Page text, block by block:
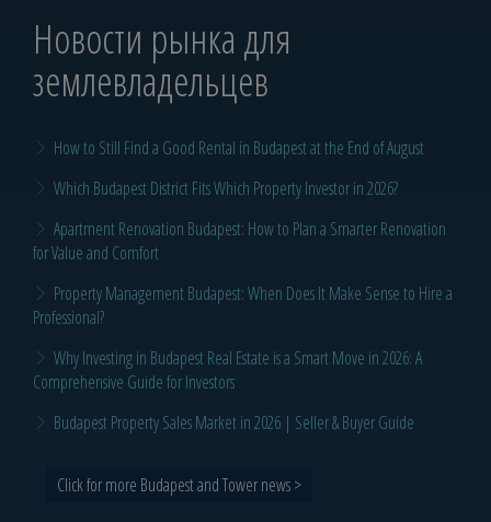
Новости рынка для
землевладельцев
How to Still Find a Good Rental in Budapest at the End of August
Which Budapest District Fits Which Property Investor in 2026?
Apartment Renovation Budapest: How to Plan a Smarter Renovation
for Value and Comfort
Property Management Budapest: When Does It Make Sense to Hire a
Professional?
Why Investing in Budapest Real Estate is a Smart Move in 2026: A
Comprehensive Guide for Investors
Budapest Property Sales Market in 2026 | Seller & Buyer Guide
Click for more Budapest and Tower news >